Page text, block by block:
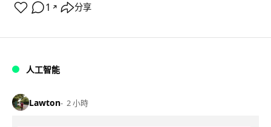
1 ↗ 分享
人工智能
Lawton 2 小時